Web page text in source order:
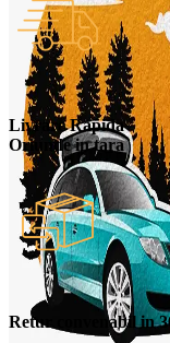
Livrare Rapida
Oriunde in tara
Retur convenabil in